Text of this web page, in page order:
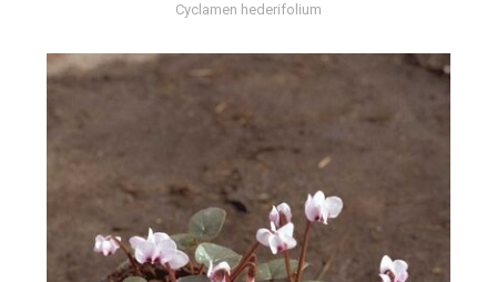
Cyclamen hederifolium